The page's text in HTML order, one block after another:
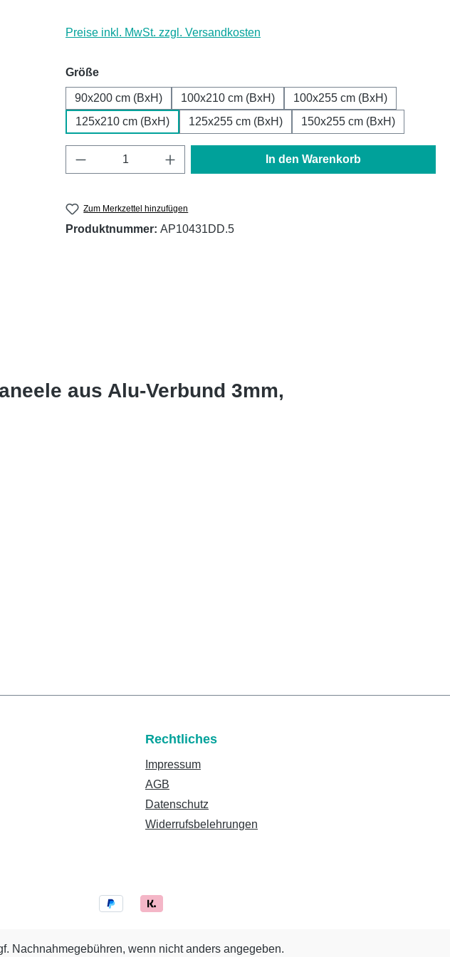
Preise inkl. MwSt. zzgl. Versandkosten
Größeauswählen
90x200 cm (BxH) 100x210 cm (BxH)
100x255 cm (BxH)
125x210 cm (BxH)
125x255 cm (BxH) 150x255 cm (BxH)
Produkt Anzahl: Gib den gewünschten Wert ein
In den Warenkorb
Zum Merkzettel hinzufügen
Produktnummer: AP10431DD.5
aus Alu-Verbund 3mm,
Rechtliches
Impressum
AGB
Datenschutz
Widerrufsbelehrungen
Nachnahmegebühren, wenn nicht anders angegeben.